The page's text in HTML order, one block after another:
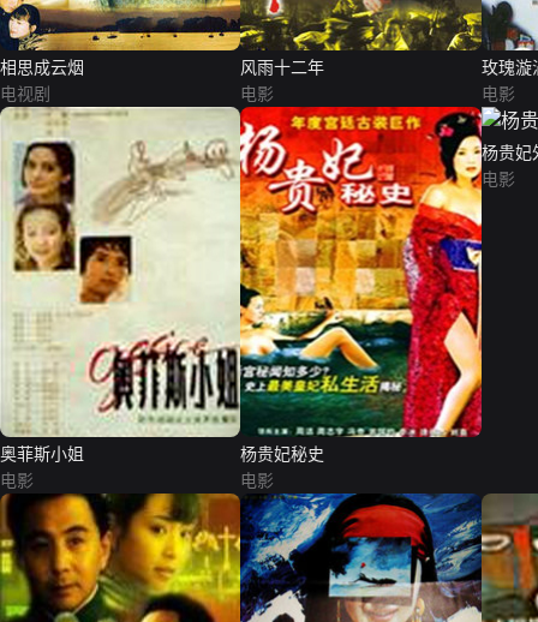
相思成云烟
电视剧
风雨十二年
电影
玫瑰漩
电影
奥菲斯小姐
电影
杨贵妃秘史
电影
杨贵妃
电影